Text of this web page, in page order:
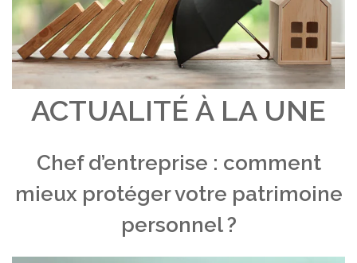
ACTUALITÉ À LA UNE
Chef d’entreprise : comment
mieux protéger votre patrimoine
personnel ?